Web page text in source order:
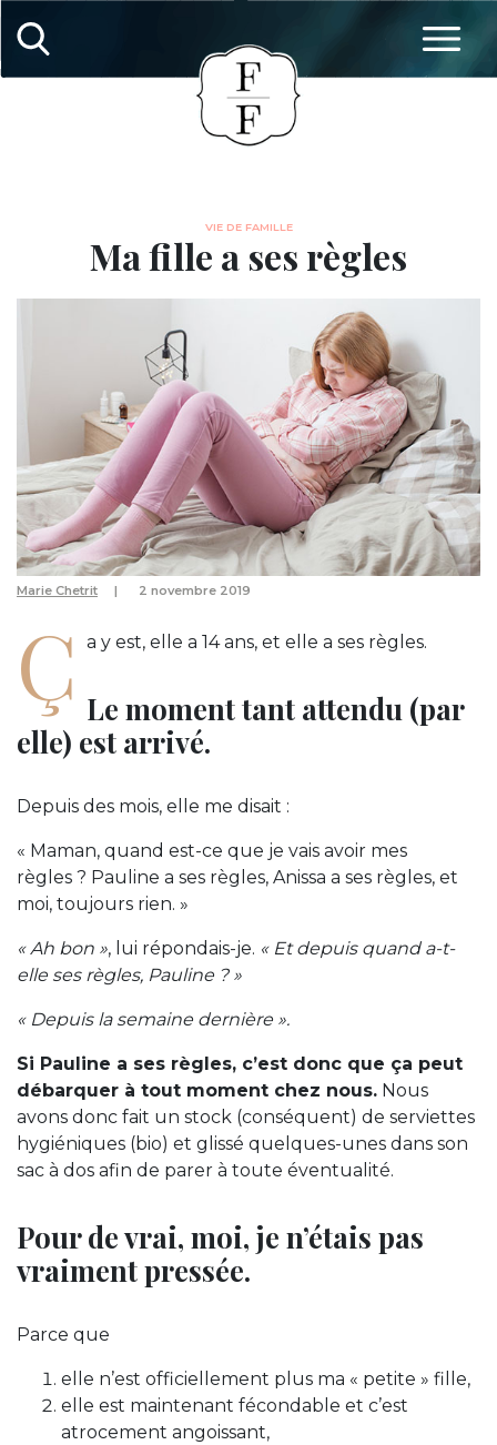
VIE DE FAMILLE
Ma fille a ses règles
Marie Chetrit 2 novembre 2019
Ç a y est, elle a 14 ans, et elle a ses règles.
Le moment tant attendu (par
elle) est arrivé.
Depuis des mois, elle me disait :
« Maman, quand est-ce que je vais avoir mes
règles ? Pauline a ses règles, Anissa a ses règles, et
moi, toujours rien. »
« Ah bon », lui répondais-je. « Et depuis quand a-t-
elle ses règles, Pauline ? »
« Depuis la semaine dernière ».
Si Pauline a ses règles, c’est donc que ça peut
débarquer à tout moment chez nous. Nous
avons donc fait un stock (conséquent) de serviettes
hygiéniques (bio) et glissé quelques-unes dans son
sac à dos afin de parer à toute éventualité.
Pour de vrai, moi, je n’étais pas
vraiment pressée.
Parce que
elle n’est officiellement plus ma « petite » fille,
elle est maintenant fécondable et c’est
atrocement angoissant,